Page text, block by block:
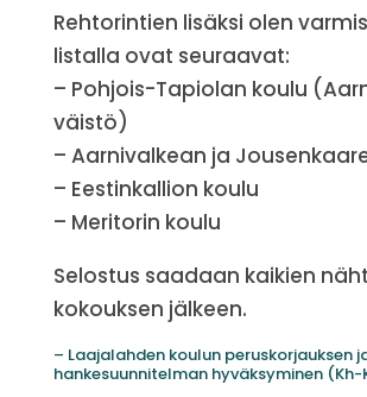
Rehtorintien lisäksi olen
listalla ovat seuraavat:
– Pohjois-Tapiolan koulu
väistö)
– Aarnivalkean ja
– Eestinkallion koulu
– Meritorin koulu
Selostus saadaan kaikien
kokouksen jälkeen.
– Laajalahden koulun peruskorjauksen
hankesuunnitelman hyväksyminen